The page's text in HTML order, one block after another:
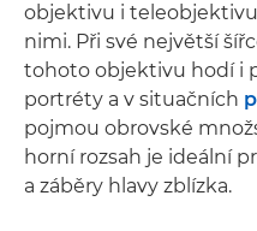
objektivu i
nimi. Při své největší
tohoto objektivu hodí i
portréty a v situačních
pojmou obrovské
horní rozsah je ideální
a záběry hlavy zblízka.